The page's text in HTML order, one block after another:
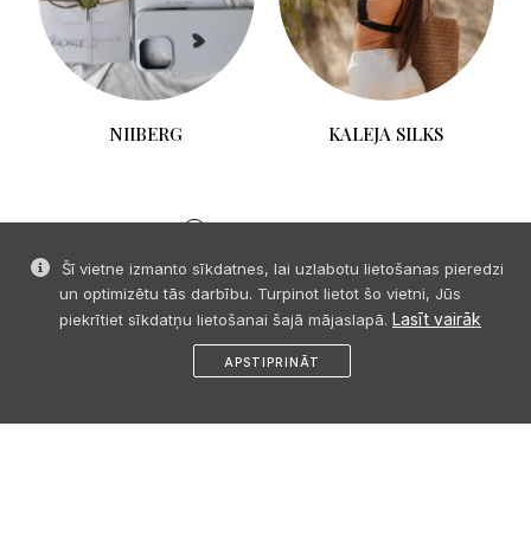
KALEJA SILKS
Šī vietne izmanto sīkdatnes, lai uzlabotu lietošanas pieredzi
un optimizētu tās darbību. Turpinot lietot šo vietni, Jūs
piekrītiet sīkdatņu lietošanai šajā mājaslapā. Lasīt vairāk
APSTIPRINĀT
© 2026 SIA "Event Organization" visas tiesības paturētas. Bez